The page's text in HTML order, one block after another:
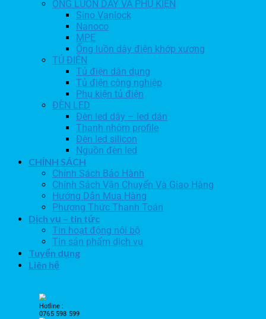
ỐNG LUỒN DÂY VÀ PHỤ KIỆN
Sino Vanlock
Nanoco
MPE
Ống luồn dây điện khớp xương
TỦ ĐIỆN
Tủ điện dân dụng
Tủ điện công nghiệp
Phụ kiện tủ điện
ĐÈN LED
Đèn led dây – led dán
Thanh nhôm profile
Đèn led silicon
Nguồn đèn led
CHÍNH SÁCH
Chính Sách Bảo Hành
Chính Sách Vận Chuyển Và Giao Hàng
Hướng Dẫn Mua Hàng
Phương Thức Thanh Toán
Dịch vụ – tin tức
Tin hoạt động nội bộ
Tin sản phẩm dịch vụ
Tuyển dụng
Liên hệ
Hotline :
0765 598 599